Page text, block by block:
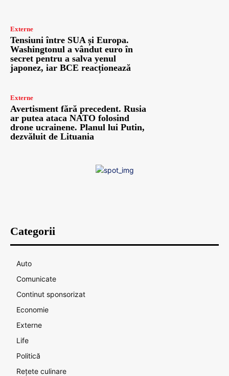
Externe
Tensiuni între SUA și Europa.
Washingtonul a vândut euro în
secret pentru a salva yenul
japonez, iar BCE reacționează
Externe
Avertisment fără precedent. Rusia
ar putea ataca NATO folosind
drone ucrainene. Planul lui Putin,
dezvăluit de Lituania
Categorii
Auto
Comunicate
Continut sponsorizat
Economie
Externe
Life
Politică
Rețete culinare